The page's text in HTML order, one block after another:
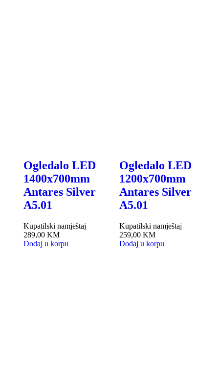
Ogledalo LED
1400x700mm
Antares Silver
A5.01
Kupatilski namještaj
289,00 KM
Dodaj u korpu
Ogledalo LED
1200x700mm
Antares Silver
A5.01
Kupatilski namještaj
259,00 KM
Dodaj u korpu